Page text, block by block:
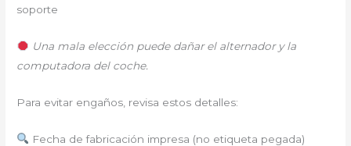
soporte
Una mala elección puede dañar el alternador y la
computadora del coche.
Para evitar engaños, revisa estos detalles:
Fecha de fabricación impresa (no etiqueta pegada)